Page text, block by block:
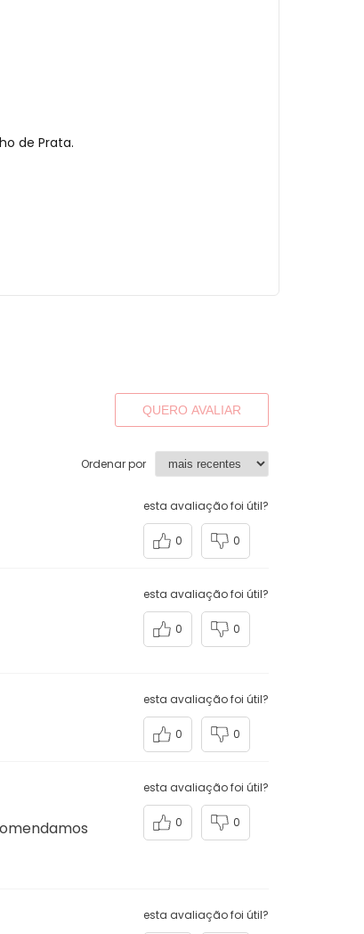
de Prata.
QUERO AVALIAR
Ordenar por
esta avaliação foi útil?
0 0
esta avaliação foi útil?
0 0
esta avaliação foi útil?
0 0
esta avaliação foi útil?
0 0
esta avaliação foi útil?